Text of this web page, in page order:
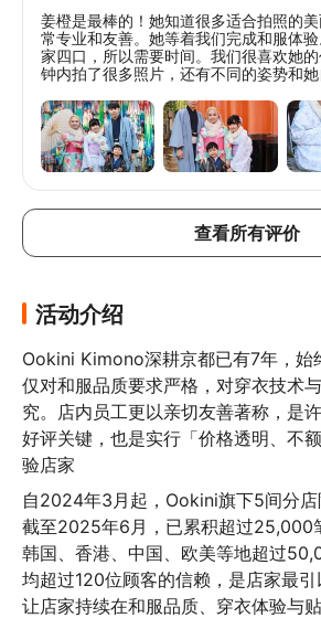
姜橙是最棒的！她知道很多适合拍照的
常专业和友善。她等着我们完成和服体
家四口，所以需要时间。我们很喜欢她
钟内拍了很多照片，还有不同的姿势和
她了。强烈推荐她！！！:)
查看所有评价
活动介绍
Ookini Kimono深耕京都已有7年，始
仅对和服品质要求严格，对穿衣技术
究。店内员工更以亲切友善著称，是
好评关键，也是实行「价格透明、不
验店家
自2024年3月起，Ookini旗下5间分店
截至2025年6月，已累积超过25,000
韩国、香港、中国、欧美等地超过
均超过120位顾客的信赖，是店家最
让店家持续在和服品质、穿衣体验与